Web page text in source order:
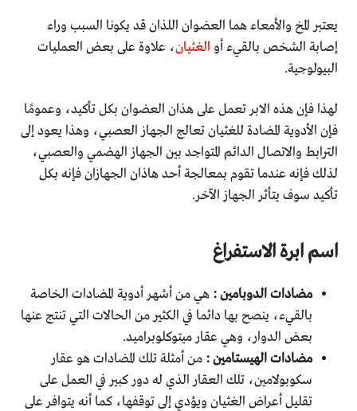
يعتبر المخ والأمعاء هما العضوان اللذان قد يكونا السبب وراء
إصابة الشخص بالقيء أو الغثيان، علاوة على بعض العمليات
البيولوجية.
لهذا فإن هذه الابر تعمل على هذان العضوان بكل تأكيد، وعمومًا
فإن الأدوية المضادة للغثيان تعالج الجهاز العصبي، وهذا يعود إلى
الترابط والاتصال الدائم المتواجد بين الجهاز الهضمي والعصبي،
لذلك فإنه عندما تقوم بمعالجة أحد هاذان الجهازان فإنه بكل
تأكيد سوف يتأثر الجهاز الآخر.
اسم ابرة الاستفراغ
مضادات الدوبامين : هي من أشهر أدوية المضادات الخاصة
بالقيء، ينصح بها دائما في الكثير من الحالات التي تنتج عنها
بعض الدوار، وهي عقار ميتوكلوبراميد.
مضادات الهيستامين : من أمثلة تلك المضادات هو عقار
سكوبولامين، تلك العقار الذي له دور كبير في العمل على
تقليل أعراض الغثيان ويؤدي إلى توقفها، كما أنه يتوافر على